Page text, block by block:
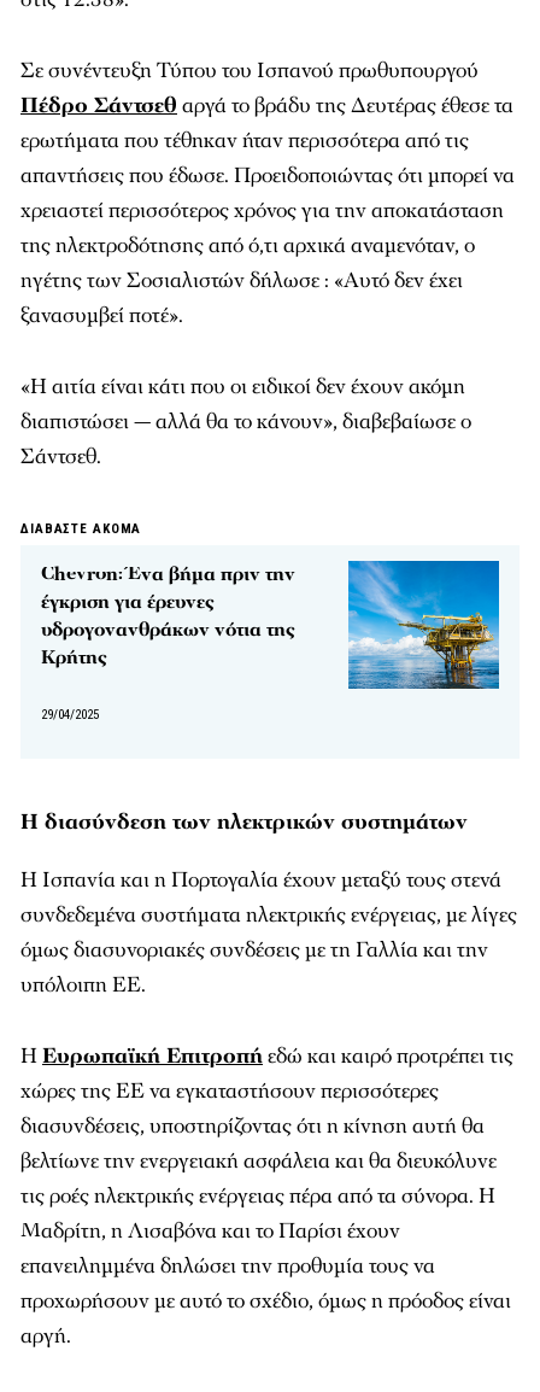
Σε συνέντευξη Τύπου του Ισπανού πρωθυπουργού
Πέδρο Σάντσεθ αργά το βράδυ της Δευτέρας έθεσε τα
ερωτήματα που τέθηκαν ήταν περισσότερα από τις
απαντήσεις που έδωσε. Προειδοποιώντας ότι μπορεί να
χρειαστεί περισσότερος χρόνος για την αποκατάσταση
της ηλεκτροδότησης από ό,τι αρχικά αναμενόταν, ο
ηγέτης των Σοσιαλιστών δήλωσε : «Αυτό δεν έχει
ξανασυμβεί ποτέ».
«Η αιτία είναι κάτι που οι ειδικοί δεν έχουν ακόμη
διαπιστώσει — αλλά θα το κάνουν», διαβεβαίωσε ο
Σάντσεθ.
ΔΙΑΒΑΣΤΕ ΑΚΟΜΑ
Chevron: Ένα βήμα πριν την
έγκριση για έρευνες
υδρογονανθράκων νότια της
Κρήτης
29/04/2025
Η διασύνδεση των ηλεκτρικών συστημάτων
Η Ισπανία και η Πορτογαλία έχουν μεταξύ τους στενά
συνδεδεμένα συστήματα ηλεκτρικής ενέργειας, με λίγες
όμως διασυνοριακές συνδέσεις με τη Γαλλία και την
υπόλοιπη ΕΕ.
ΗΕυρωπαϊκή Επιτροπήεδώ και καιρό προτρέπει τις
χώρες της ΕΕ να εγκαταστήσουν περισσότερες
διασυνδέσεις, υποστηρίζοντας ότι η κίνηση αυτή θα
βελτίωνε την ενεργειακή ασφάλεια και θα διευκόλυνε
τις ροές ηλεκτρικής ενέργειας πέρα ​​από τα σύνορα. Η
Μαδρίτη, η Λισαβόνα και το Παρίσι έχουν
επανειλημμένα δηλώσει την προθυμία τους να
προχωρήσουν με αυτό το σχέδιο, όμως η πρόοδος είναι
αργή.